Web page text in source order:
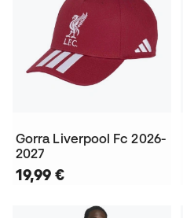
Gorra Liverpool Fc 2026-
2027
19,99 €